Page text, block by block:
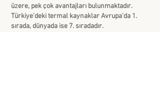
üzere, pek çok avantajları bulunmaktadır.
Türkiye’deki termal kaynaklar Avrupa’da 1.
sırada, dünyada ise 7. sıradadır.